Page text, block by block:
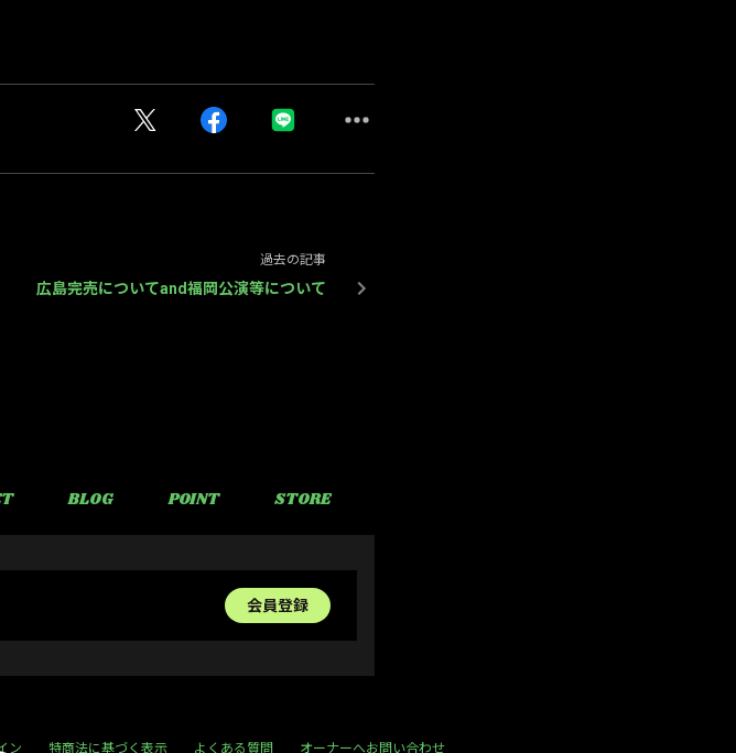
過去の記事
広島完売についてand福岡公演等について
BLOG POINT STORE
会員登録
ン 特商法に基づく表示 よくある質問 オーナーへお問い合わせ